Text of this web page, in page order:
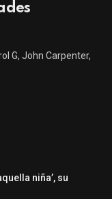
G, John Carpenter,
niña’, su